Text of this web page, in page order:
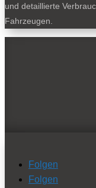
und detaillierte
Fahrzeugen.
Folgen
Folgen